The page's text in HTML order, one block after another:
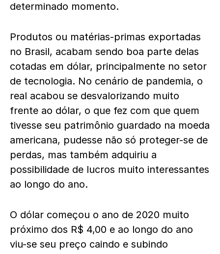
determinado momento.
Produtos ou matérias-primas exportadas
no Brasil, acabam sendo boa parte delas
cotadas em dólar, principalmente no setor
de tecnologia. No cenário de pandemia, o
real acabou se desvalorizando muito
frente ao dólar, o que fez com que quem
tivesse seu patrimônio guardado na moeda
americana, pudesse não só proteger-se de
perdas, mas também adquiriu a
possibilidade de lucros muito interessantes
ao longo do ano.
O dólar começou o ano de 2020 muito
próximo dos R$ 4,00 e ao longo do ano
viu-se seu preço caindo e subindo